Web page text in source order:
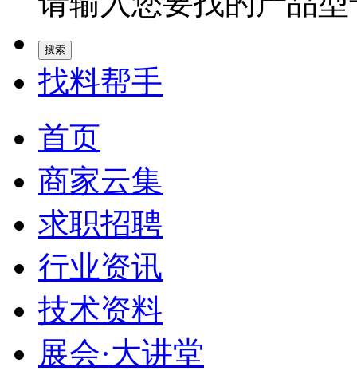
找料帮手
首页
商家云集
求职招聘
行业资讯
技术资料
展会·大讲堂